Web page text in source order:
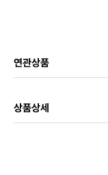
연관상품
상품상세